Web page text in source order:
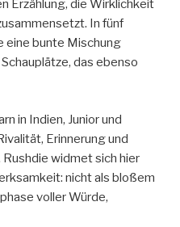
Erzählung, die Wirklichkeit
In fünf
eine bunte Mischung
das ebenso
in Indien, Junior und
Erinnerung und
widmet sich hier
nicht als bloßem
voller Würde,